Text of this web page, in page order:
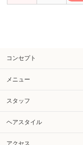
コンセプト
メニュー
スタッフ
ヘアスタイル